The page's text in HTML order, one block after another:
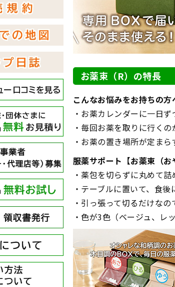
お薬束（R）の特長
こんなお悩みをお持ちの方
・お薬カレンダーに一日ず
・毎回お薬を取りに行くの
・お薬の置き場所が定ま
服薬サポート【お薬束（お
・薬包を切らずに丸めて
・テーブルに置いて、食
・引っ張って切るだけな
・色が3色（ベージュ、レ